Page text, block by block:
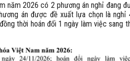
năm 2026 có 2 phương án nghỉ đang
án được đề xuất lựa chọn là nghỉ
thời hoán đổi 1 ngày làm việc sang